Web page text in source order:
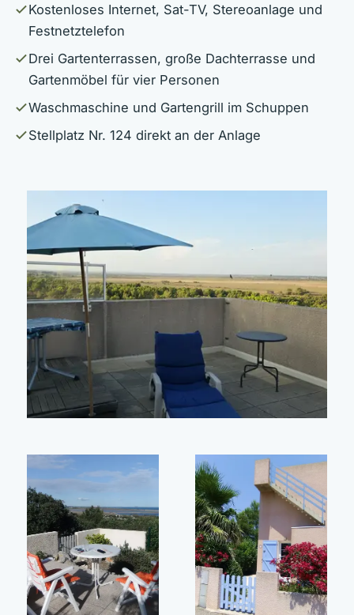
Kostenloses Internet, Sat-TV, Stereoanlage und
Festnetztelefon
Drei Gartenterrassen, große Dachterrasse und
Gartenmöbel für vier Personen
Waschmaschine und Gartengrill im Schuppen
Stellplatz Nr. 124 direkt an der Anlage